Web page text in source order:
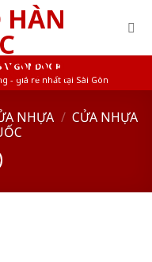
- giá rẻ nhất tại Sài Gòn
NHỰA / CỬA NHỰA